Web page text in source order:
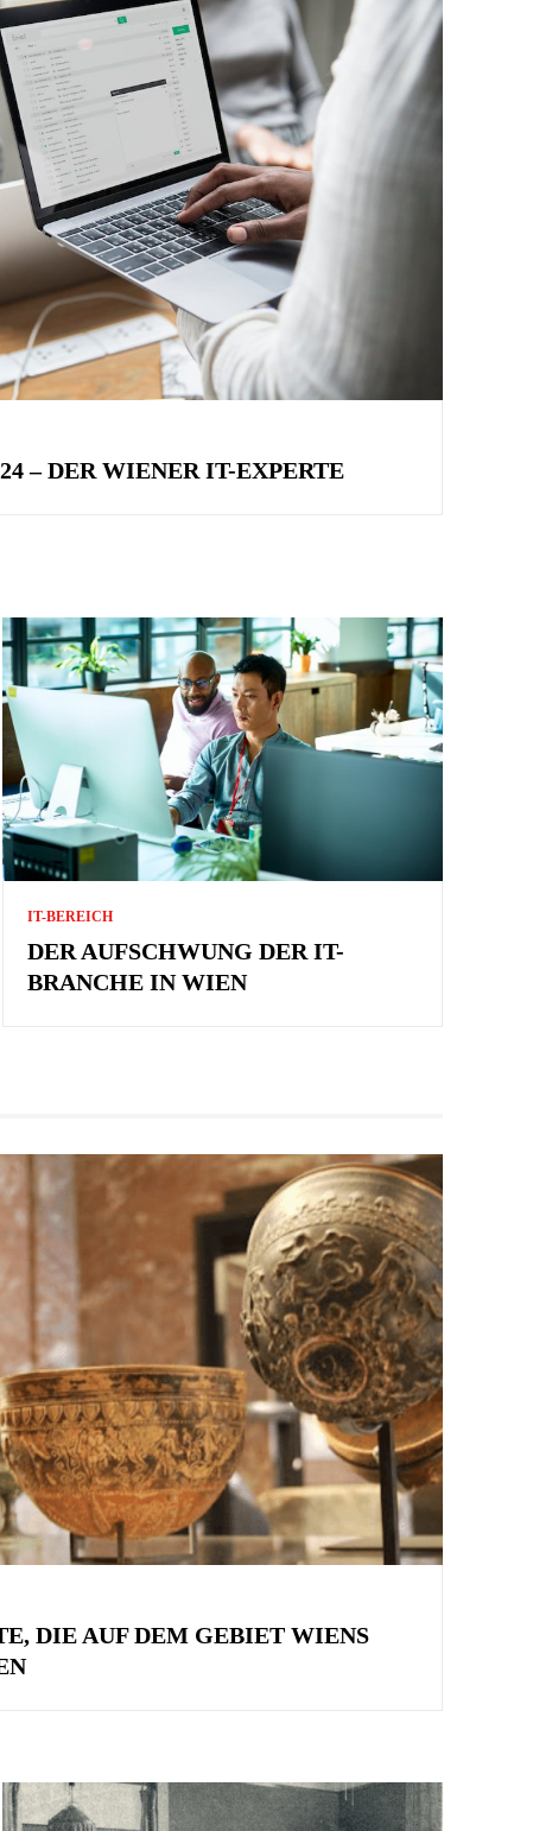
– DER WIENER IT-EXPERTE
IT-BEREICH
DER AUFSCHWUNG DER IT-
BRANCHE IN WIEN
DIE AUF DEM GEBIET WIENS